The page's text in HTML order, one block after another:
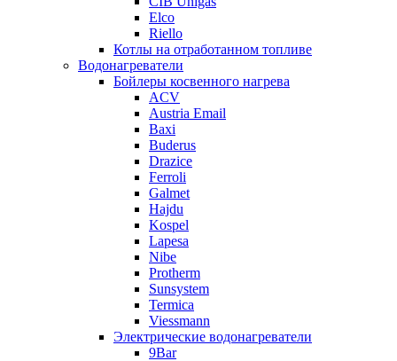
Elco
Riello
Котлы на отработанном топливе
Водонагреватели
Бойлеры косвенного нагрева
ACV
Austria Email
Baxi
Buderus
Drazice
Ferroli
Galmet
Hajdu
Kospel
Lapesa
Nibe
Protherm
Sunsystem
Termica
Viessmann
Электрические водонагреватели
9Bar